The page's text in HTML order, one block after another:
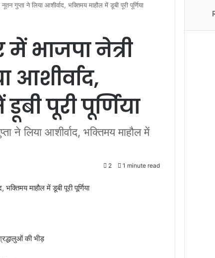
गुप्ता ने लिया आशीर्वाद, भक्तिमय माहौल में डूबी पूरी पूर्णिया
भाजपा नेत्री
आशीर्वाद,
पूरी पूर्णिया
ने लिया आशीर्वाद, भक्तिमय माहौल में
2 1 minute read
माहौल में डूबी पूरी पूर्णिया
की भीड़